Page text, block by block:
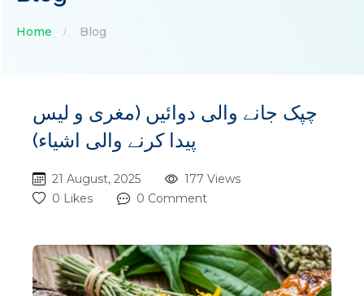
Home Blog
چپک جانے والی دوائیں (مغری و لیس
پیدا کرنے والی اشیاء)
21 August, 2025
177 Views
0 Likes
0 Comment